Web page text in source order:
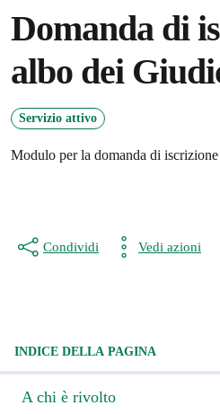
Domanda di
albo dei
Servizio attivo
Modulo per la domanda di
Condividi Vedi azioni
INDICE DELLA PAGINA
A chi è rivolto